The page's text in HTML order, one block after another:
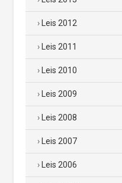
Leis 2012
Leis 2011
Leis 2010
Leis 2009
Leis 2008
Leis 2007
Leis 2006